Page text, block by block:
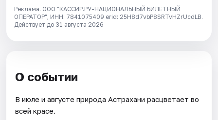
Реклама. ООО "КАССИР.РУ-НАЦИОНАЛЬНЫЙ БИЛЕТНЫЙ
ОПЕРАТОР", ИНН: 7841075409 erid: 25H8d7vbP8SRTvHZrUcdLB.
Действует до 31 августа 2026
О событии
В июле и августе природа Астрахани расцветает во
всей красе.